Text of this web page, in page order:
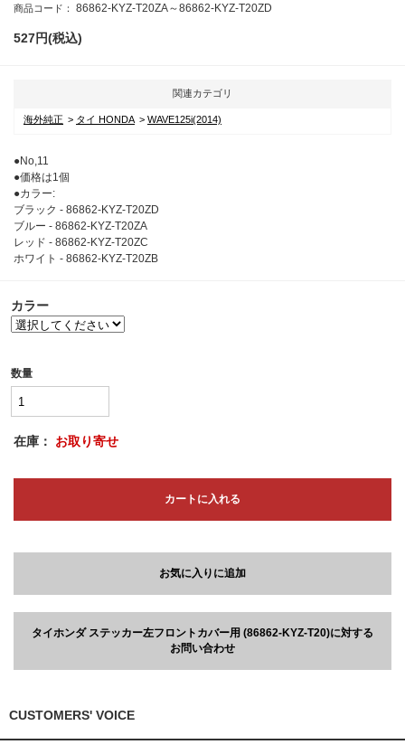
商品コード： 86862-KYZ-T20ZA～86862-KYZ-T20ZD
527円(税込)
関連カテゴリ
海外純正 タイ HONDA WAVE125i(2014)
●No,11
●価格は1個
●カラー:
ブラック - 86862-KYZ-T20ZD
ブルー - 86862-KYZ-T20ZA
レッド - 86862-KYZ-T20ZC
ホワイト - 86862-KYZ-T20ZB
カラー
数量
在庫： お取り寄せ
カートに入れる
お気に入りに追加
タイホンダ ステッカー左フロントカバー用 (86862-KYZ-T20)に対する
お問い合わせ
CUSTOMERS' VOICE